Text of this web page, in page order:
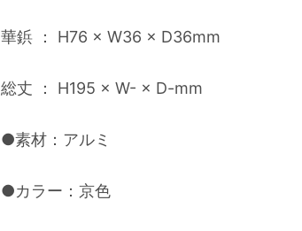
華鋲 ： H76 × W36 × D36mm
総丈 ： H195 × W- × D-mm
●素材：アルミ
●カラー：京色